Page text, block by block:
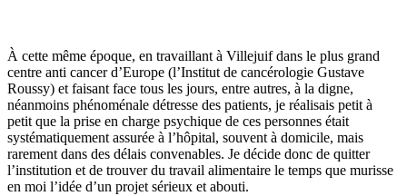
À cette même époque, en travaillant à Villejuif dans le plus grand
centre anti cancer d’Europe (l’Institut de cancérologie Gustave
Roussy) et faisant face tous les jours, entre autres, à la digne,
néanmoins phénoménale détresse des patients, je réalisais petit à
petit que la prise en charge psychique de ces personnes était
systématiquement assurée à l’hôpital, souvent à domicile, mais
rarement dans des délais convenables. Je décide donc de quitter
l’institution et de trouver du travail alimentaire le temps que murisse
en moi l’idée d’un projet sérieux et abouti.